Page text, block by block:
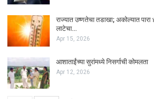
राज्यात उष्णतेचा तडाखा; अकोल्यात
लाटेचा…
Apr 15, 2026
आशाताईंच्या सुरांमध्ये निसर्गाची कोमलता
Apr 12, 2026